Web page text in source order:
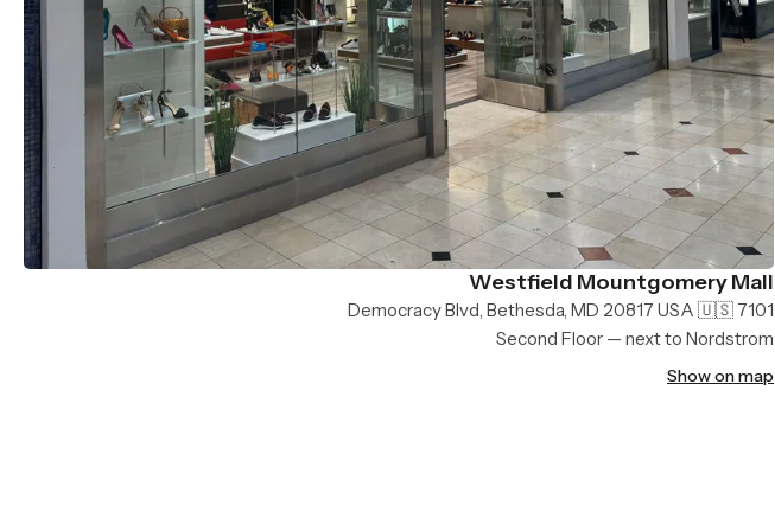
Westfield Mountgomery Mall
7101 Democracy Blvd, Bethesda, MD 20817 USA 🇺🇸
Second Floor — next to Nordstrom
Show on map